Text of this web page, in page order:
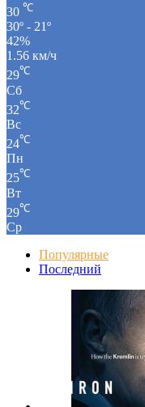
30 ℃
30º - 21º
42%
1.56 км/ч
29℃
Сб
32℃
Вс
24℃
Пн
25℃
Вт
29℃
Ср
Популярные
Последний